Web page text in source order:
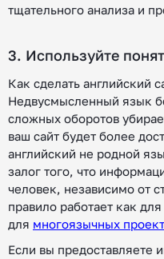
тщательного анализа и
3. Используйте
Как сделать английский
Недвусмысленный язык
сложных оборотов
ваш сайт будет более
английский не родной
залог того, что
человек, независимо от
правило работает как
для многоязычных
Если вы предоставляете